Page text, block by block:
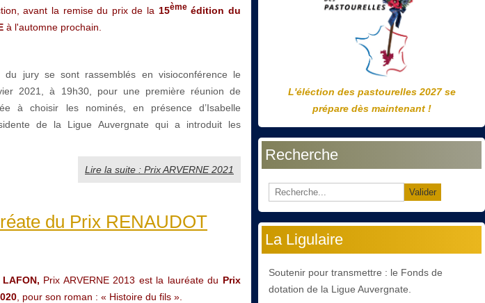
avant la remise du prix de la 15èmeédition du
à l'automne prochain.
du jury se sont rassemblés en visioconférence le
2021, à 19h30, pour une première réunion de
à choisir les nominés, en présence d’Isabelle
de la Ligue Auvergnate qui a introduit les
Lire la suite : Prix ARVERNE 2021
du Prix RENAUDOT
Prix ARVERNE 2013 est la lauréate du Prix
, pour son roman : « Histoire du fils ».
L'éléction des pastourelles 2027 se
prépare dès maintenant !
Recherche
Valider
La Ligulaire
Soutenir pour transmettre : le Fonds de
dotation de la Ligue Auvergnate.